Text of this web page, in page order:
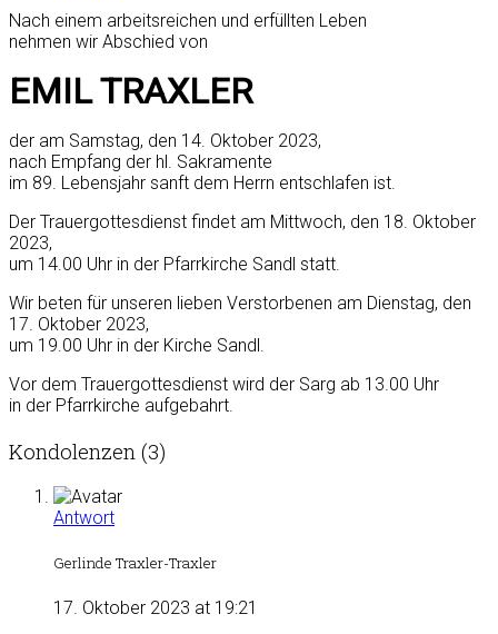
Nach einem arbeitsreichen und erfüllten Leben
nehmen wir Abschied von
EMIL TRAXLER
der am Samstag, den 14. Oktober 2023,
nach Empfang der hl. Sakramente
im 89. Lebensjahr sanft dem Herrn entschlafen ist.
Der Trauergottesdienst findet am Mittwoch, den 18. Oktober
2023,
um 14.00 Uhr in der Pfarrkirche Sandl statt.
Wir beten für unseren lieben Verstorbenen am Dienstag, den
17. Oktober 2023,
um 19.00 Uhr in der Kirche Sandl.
Vor dem Trauergottesdienst wird der Sarg ab 13.00 Uhr
in der Pfarrkirche aufgebahrt.
Kondolenzen (3)
Antwort
Gerlinde Traxler-Traxler
17. Oktober 2023 at 19:21